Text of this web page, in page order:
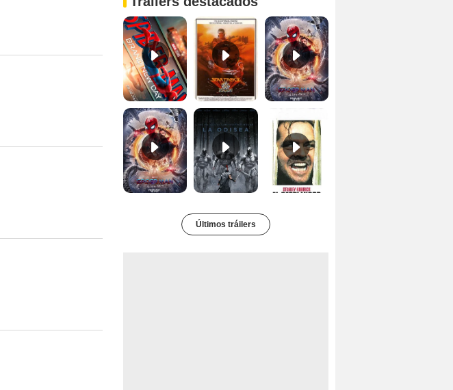
Spider-Man: Brand New Day Tráiler (3) Star Trek II: la ira de Khan Tráiler VO
Tráiler 'Spider-Man: No Way Home' La Odisea Tráiler (3) El resplandor Tráiler
Últimos tráilers